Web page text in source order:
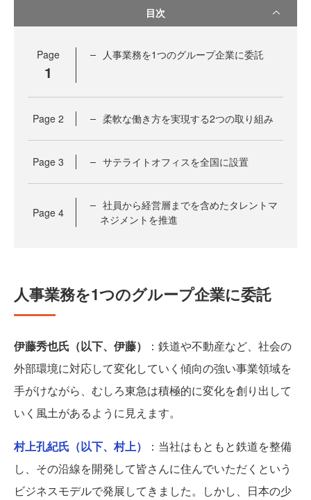
目次
Page
1
人事業務を1つのグループ企業に委託
Page 2 柔軟な働き方を実現する2つの取り組み
Page 3 サテライトオフィスを全国に設置
Page 4
社員から経営層までを含めたタレントマ
ネジメントを推進
人事業務を1つのグループ企業に委託
伊藤秀也氏（以下、伊藤）
：鉄道や不動産など、社会の
外部環境に対応して変化していく傾向の強い事業領域を
手がけながら、むしろ東急は積極的に変化を創り出して
いく風土があるように見えます。
村上孔紀氏（以下、村上）
：当社はもともと鉄道を整備
し、その沿線を開発して皆さんに住んでいただくという
ビジネスモデルで発展してきました。しかし、日本の少